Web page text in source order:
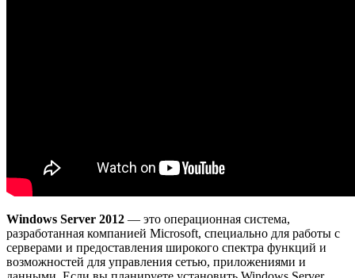
Windows Server 2012 — это операционная система,
разработанная компанией Microsoft, специально для работы с
серверами и предоставления широкого спектра функций и
возможностей для управления сетью, приложениями и